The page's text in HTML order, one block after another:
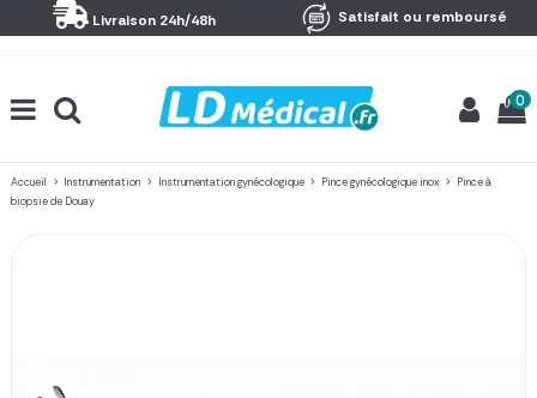
Livraison 24h/48h Satisfait ou remboursé
0
Accueil Instrumentation Instrumentation gynécologique Pince gynécologique inox
Pince à
biopsie de Douay
Panneau de gestion des cookies